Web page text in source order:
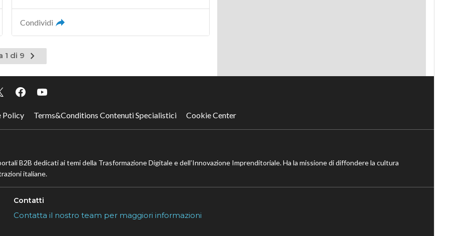
Condividi
1 di 9
Pagina
successiva
Policy Terms&Conditions Contenuti Specialistici Cookie Center
B2B dedicati ai temi della Trasformazione Digitale e dell’Innovazione Imprenditoriale. Ha la missione di diffondere la cultura
italiane.
Contatti
Contatta il nostro team per maggiori informazioni